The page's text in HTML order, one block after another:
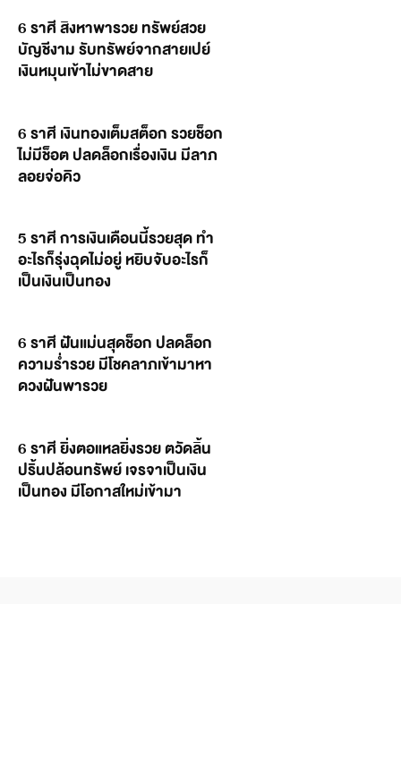
6 ราศี สิงหาพารวย ทรัพย์สวย
บัญชีงาม รับทรัพย์จากสายเปย์
เงินหมุนเข้าไม่ขาดสาย
6 ราศี เงินทองเต็มสต็อก รวยช็อก
ไม่มีช็อต ปลดล็อกเรื่องเงิน มีลาภ
ลอยจ่อคิว
5 ราศี การเงินเดือนนี้รวยสุด ทำ
อะไรก็รุ่งฉุดไม่อยู่ หยิบจับอะไรก็
เป็นเงินเป็นทอง
6 ราศี ฝันแม่นสุดช็อก ปลดล็อก
ความร่ำรวย มีโชคลาภเข้ามาหา
ดวงฝันพารวย
6 ราศี ยิ่งตอแหลยิ่งรวย ตวัดลิ้น
ปริ้นปล้อนทรัพย์ เจรจาเป็นเงิน
เป็นทอง มีโอกาสใหม่เข้ามา